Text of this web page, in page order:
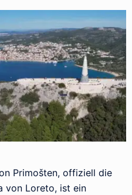
Primošten, offiziell die
von Loreto, ist ein